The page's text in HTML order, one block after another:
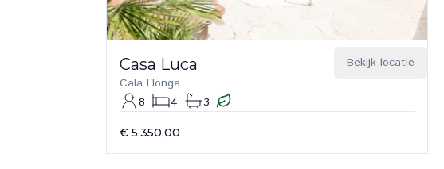
Bekijk locatie
Casa Luca
Cala Llonga
8
4 3
€ 5.350,00